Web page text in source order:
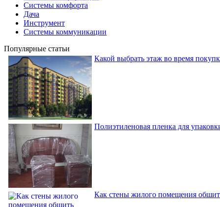
Системы комфорта
Дача
Инструмент
Системы коммуникации
Популярные статьи
Какой выбрать этаж во время
Полиэтиленовая пленка для
Как стены жилого помещения